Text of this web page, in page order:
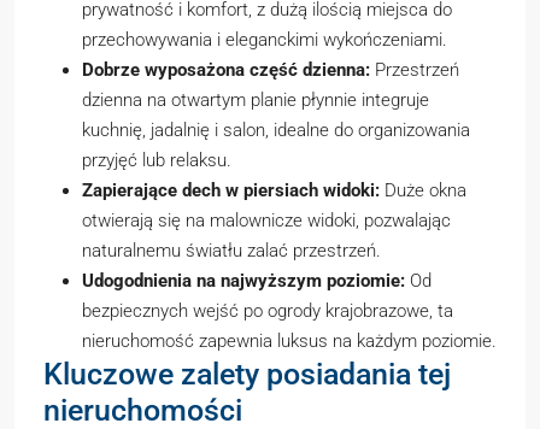
prywatność i komfort, z dużą ilością miejsca do
przechowywania i eleganckimi wykończeniami.
Dobrze wyposażona część dzienna: Przestrzeń
dzienna na otwartym planie płynnie integruje
kuchnię, jadalnię i salon, idealne do organizowania
przyjęć lub relaksu.
Zapierające dech w piersiach widoki: Duże okna
otwierają się na malownicze widoki, pozwalając
naturalnemu światłu zalać przestrzeń.
Udogodnienia na najwyższym poziomie: Od
bezpiecznych wejść po ogrody krajobrazowe, ta
nieruchomość zapewnia luksus na każdym poziomie.
Kluczowe zalety posiadania tej
nieruchomości